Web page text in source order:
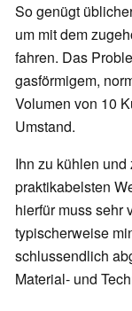
So genügt
um mit dem
fahren. Das
gasförmigem,
Volumen von 10
Umstand.
Ihn zu kühlen
praktikabelsten
hierfür muss sehr
typischerweise
schlussendlich
Material- und